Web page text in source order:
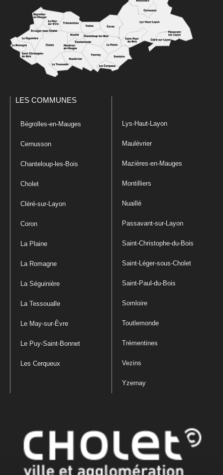
LES COMMUNES
Bégrolles-en-Mauges
Cernusson
Chanteloup-les-Bois
Cholet
Cléré-sur-Layon
Coron
La Plaine
La Romagne
La Séguinière
La Tessoualle
Le May-sur-Èvre
Le Puy-Saint-Bonnet
Les Cerqueux
Lys-Haut-Layon
Maulévrier
Mazières-en-Mauges
Montilliers
Nuaillé
Passavant-sur-Layon
Saint-Christophe-du-Bois
Saint-Léger-sous-Cholet
Saint-Paul-du-Bois
Somloire
Toutlemonde
Trémentines
Vezins
Yzernay